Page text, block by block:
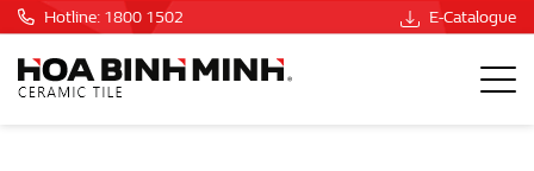
Hotline: 1800 1502 E-Catalogue